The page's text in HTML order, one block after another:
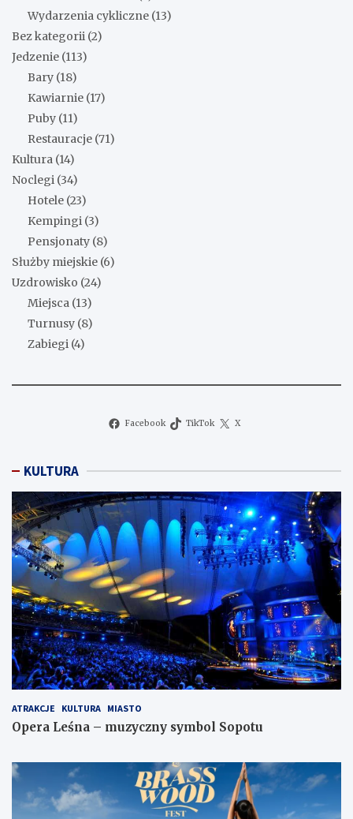
Wydarzenia cykliczne (13)
Bez kategorii (2)
Jedzenie (113)
Bary (18)
Kawiarnie (17)
Puby (11)
Restauracje (71)
Kultura (14)
Noclegi (34)
Hotele (23)
Kempingi (3)
Pensjonaty (8)
Służby miejskie (6)
Uzdrowisko (24)
Miejsca (13)
Turnusy (8)
Zabiegi (4)
Facebook TikTok X
KULTURA
ATRAKCJE KULTURA MIASTO
Opera Leśna – muzyczny symbol Sopotu